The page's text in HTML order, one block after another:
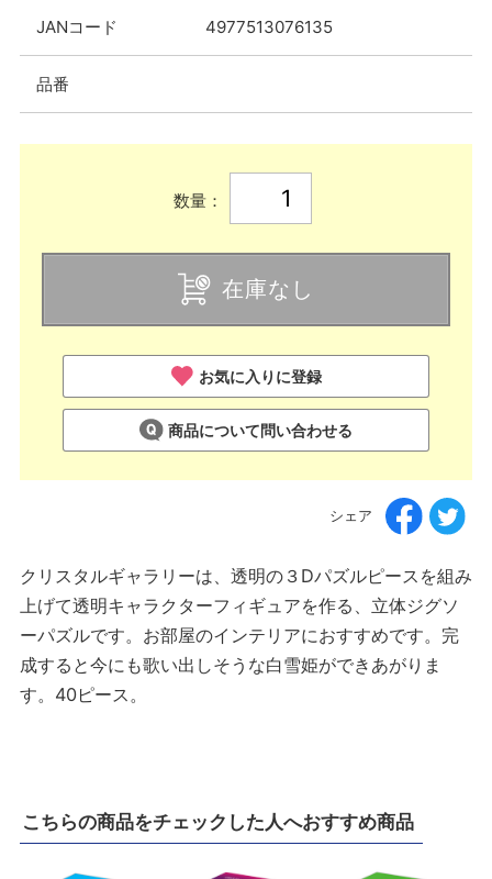
JANコード 4977513076135
品番
数量：
在庫なし
お気に入りに登録
商品について問い合わせる
シェア
クリスタルギャラリーは、透明の３Dパズルピースを組み
上げて透明キャラクターフィギュアを作る、立体ジグソ
ーパズルです。お部屋のインテリアにおすすめです。完
成すると今にも歌い出しそうな白雪姫ができあがりま
す。40ピース。
こちらの商品をチェックした人へおすすめ商品